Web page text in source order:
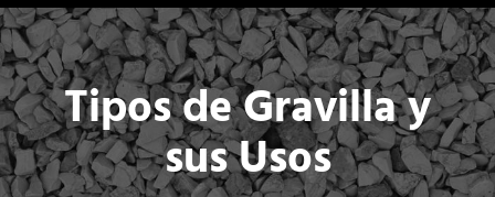
Tipos de Gravilla y
sus Usos